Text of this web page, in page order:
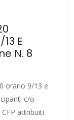
E
N. 8
orario 9/13 e
c/o
attribuiti